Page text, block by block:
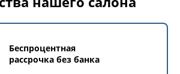
Беспроцентная
рассрочка без банка